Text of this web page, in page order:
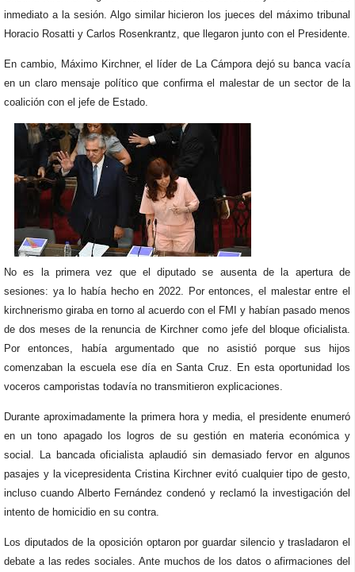
inmediato a la sesión. Algo similar hicieron los jueces del máximo tribunal
Horacio Rosatti y Carlos Rosenkrantz, que llegaron junto con el Presidente.
En cambio, Máximo Kirchner, el líder de La Cámpora dejó su banca vacía
en un claro mensaje político que confirma el malestar de un sector de la
coalición con el jefe de Estado.
No es la primera vez que el diputado se ausenta de la apertura de
sesiones: ya lo había hecho en 2022. Por entonces, el malestar entre el
kirchnerismo giraba en torno al acuerdo con el FMI y habían pasado menos
de dos meses de la renuncia de Kirchner como jefe del bloque oficialista.
Por entonces, había argumentado que no asistió porque sus hijos
comenzaban la escuela ese día en Santa Cruz. En esta oportunidad los
voceros camporistas todavía no transmitieron explicaciones.
Durante aproximadamente la primera hora y media, el presidente enumeró
en un tono apagado los logros de su gestión en materia económica y
social. La bancada oficialista aplaudió sin demasiado fervor en algunos
pasajes y la vicepresidenta Cristina Kirchner evitó cualquier tipo de gesto,
incluso cuando Alberto Fernández condenó y reclamó la investigación del
intento de homicidio en su contra.
Los diputados de la oposición optaron por guardar silencio y trasladaron el
debate a las redes sociales. Ante muchos de los datos o afirmaciones del